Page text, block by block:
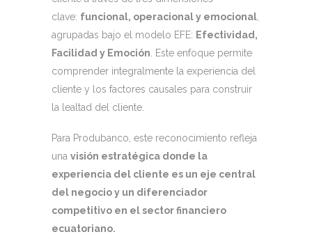
clave: funcional, operacional y emocional
agrupadas bajo el modelo EFE: Efectividad,
Facilidad y Emoción . Este enfoque permite
comprender integralmente la experiencia del
cliente y los factores causales para construir
la lealtad del cliente.
Para Produbanco, este reconocimiento refleja
una visión estratégica donde la
experiencia del cliente es un eje central
del negocio y un diferenciador
competitivo en el sector financiero
ecuatoriano.